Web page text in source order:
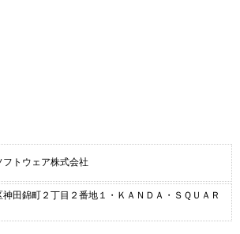
トウェア株式会社
田錦町２丁目２番地１・ＫＡＮＤＡ・ＳＱＵＡＲ